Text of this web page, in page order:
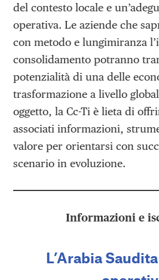
del contesto locale e
operativa. Le aziende che
con metodo e lungimiranza
consolidamento potranno
potenzialità di una delle
trasformazione a livello
oggetto, la Cc-Ti è lieta di
associati informazioni,
valore per orientarsi con
scenario in evoluzione.
Informazioni e
L’Arabia